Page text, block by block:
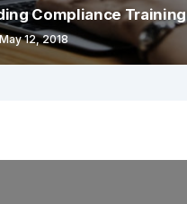
Compliance Training
May 12, 2018